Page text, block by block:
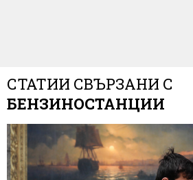
СТАТИИ СВЪРЗАНИ С
БЕНЗИНОСТАНЦИИ